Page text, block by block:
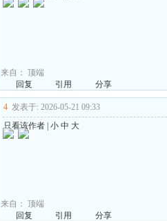
来自： 顶端
回复
引用 分享
4 发表于: 2026-05-21 09:33
只看该作者 小 中 大
来自： 顶端
回复
引用 分享